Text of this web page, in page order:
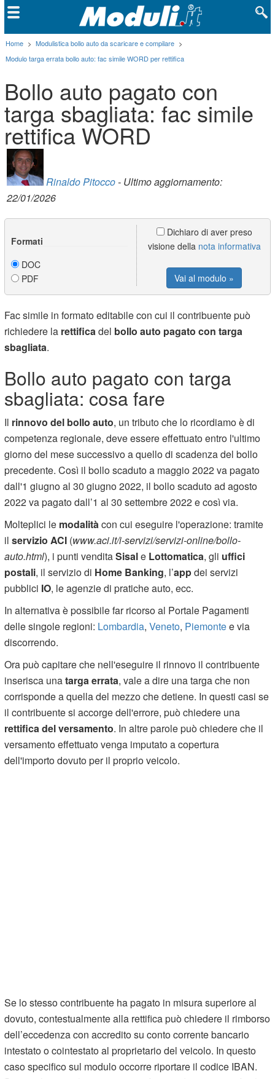
Home > Modulistica bollo auto da scaricare e compilare >
Modulo targa errata bollo auto: fac simile WORD per rettifica
Bollo auto pagato con
targa sbagliata: fac simile
rettifica WORD
Rinaldo Pitocco- Ultimo aggiornamento:
22/01/2026
Formati
DOC
PDF
Dichiaro di aver preso
visione della nota informativa
Vai al modulo »
Fac simile in formato editabile con cui il contribuente può
richiedere la rettificadel bollo auto pagato con targa
sbagliata.
Bollo auto pagato con targa
sbagliata: cosa fare
Il rinnovo del bollo auto, un tributo che lo ricordiamo è di
competenza regionale, deve essere effettuato entro l'ultimo
giorno del mese successivo a quello di scadenza del bollo
precedente. Così il bollo scaduto a maggio 2022 va pagato
dall'1 giugno al 30 giugno 2022, il bollo scaduto ad agosto
2022 va pagato dall’1 al 30 settembre 2022 e così via.
Molteplici le modalità con cui eseguire l'operazione: tramite
ilservizio ACI (www.aci.it/i-servizi/servizi-online/bollo-
auto.html), i punti venditaSisale Lottomatica, gli uffici
postali, il servizio di Home Banking, l’appdei servizi
pubblici IO, le agenzie di pratiche auto, ecc.
In alternativa è possibile far ricorso al Portale Pagamenti
delle singole regioni: Lombardia,Veneto, Piemontee via
discorrendo.
Ora può capitare che nell'eseguire il rinnovo il contribuente
inserisca unatarga errata, vale a dire una targa che non
corrisponde a quella del mezzo che detiene. In questi casi se
il contribuente si accorge dell'errore, può chiedere una
rettifica del versamento. In altre parole può chiedere che il
versamento effettuato venga imputato a copertura
dell'importo dovuto per il proprio veicolo.
Se lo stesso contribuente ha pagato in misura superiore al
dovuto, contestualmente alla rettifica può chiedere il rimborso
dell’eccedenza con accredito su conto corrente bancario
intestato o cointestato al proprietario del veicolo. In questo
caso specifico sul modulo occorre riportare il codice IBAN.